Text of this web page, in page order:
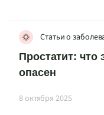
Статьи о
Простатит: что
опасен
8 октября 2025